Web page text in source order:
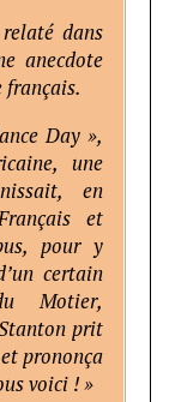
dans
anecdote
Day »,
une
en
et
pour y
certain
Motier,
prit
prononça
voici ! »